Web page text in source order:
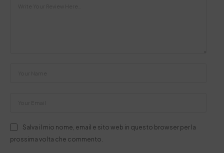
Salva il mio nome, email e sito web in questo browser per la
prossima volta che commento.